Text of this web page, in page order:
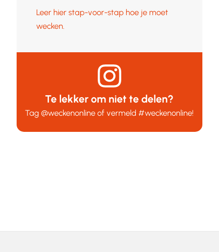
Leer hier stap-voor-stap hoe je moet
wecken.
Te lekker om niet te delen?
Tag@weckenonline of vermeld#weckenonline!